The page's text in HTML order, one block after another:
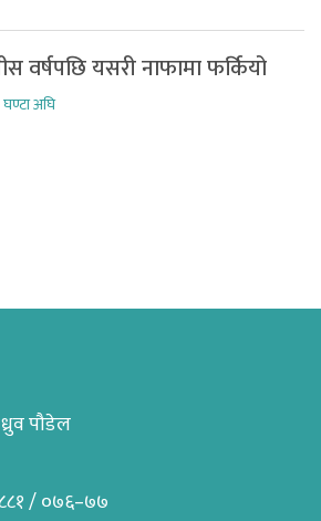
वर्षपछि यसरी नाफामा फर्कियो
अघि
ध्रुव पौडेल
/ ०७६–७७